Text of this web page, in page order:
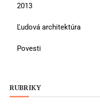
2013
Ľudová architektúra
Povesti
RUBRIKY